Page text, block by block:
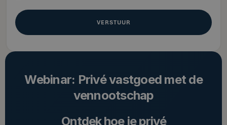
Webinar: Privé vastgoed met de
vennootschap
Ontdek hoe je privé